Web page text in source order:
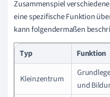
Zusammenspiel
eine spezifische Funktion
kann folgendermaßen
Typ Funktion
Kleinzentrum
und